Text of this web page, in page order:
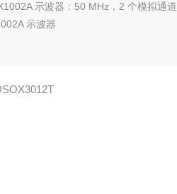
示波器：50 MHz，2 个模拟通道
示波器